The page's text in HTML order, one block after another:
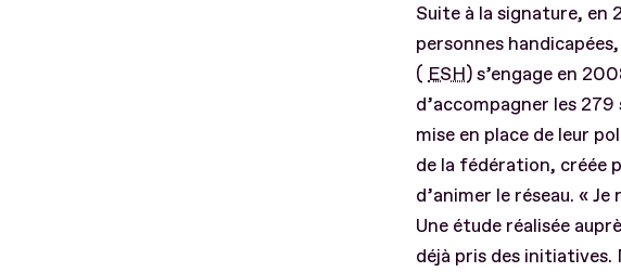
Suite à la signature, en
personnes
( ESH) s’engage en
d’accompagner les
mise en place de leur
de la fédération, créée
d’animer le réseau. «
Une étude réalisée
déjà pris des